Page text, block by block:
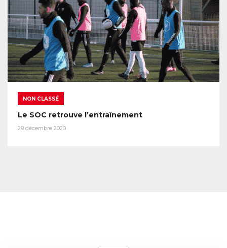
NON CLASSÉ
Le SOC retrouve l’entraînement
29 décembre 2020